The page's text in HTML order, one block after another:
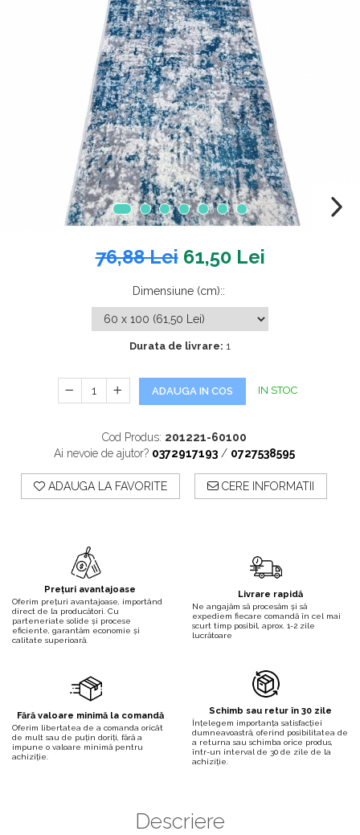
76,88 Lei 61,50 Lei
Dimensiune (cm)::
Durata de livrare: 1
ADAUGA IN COS IN STOC
Cod Produs: 201221-60100
Ai nevoie de ajutor? 0372917193 / 0727538595
ADAUGA LA FAVORITE CERE INFORMATII
Prețuri avantajoase
Oferim prețuri avantajoase, importând
direct de la producători. Cu
parteneriate solide și procese
eficiente, garantăm economie și
calitate superioară.
Livrare rapidă
Ne angajăm să procesăm și să
expediem fiecare comandă în cel mai
scurt timp posibil, aprox. 1-2 zile
lucrătoare
Fără valoare minimă la comandă
Oferim libertatea de a comanda oricât
de mult sau de puțin doriți, fără a
impune o valoare minimă pentru
achiziție.
Schimb sau retur în 30 zile
Înțelegem importanța satisfacției
dumneavoastră, oferind posibilitatea de
a returna sau schimba orice produs,
într-un interval de 30 de zile de la
achiziție.
Descriere